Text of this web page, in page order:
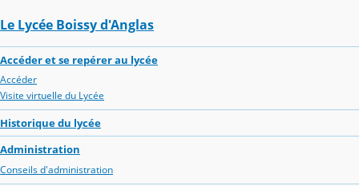
Le Lycée Boissy d'Anglas
Accéder et se repérer au lycée
Accéder
Visite virtuelle du Lycée
Historique du lycée
Administration
Conseils d'administration